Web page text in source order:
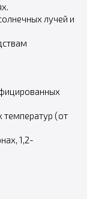
лучей и
температур (от
1,2-